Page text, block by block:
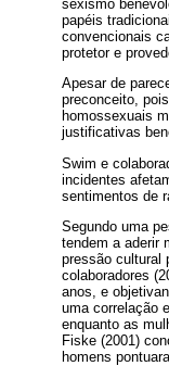
sexismo
papéis
convencionais
protetor e
Apesar de
preconceito,
homossexuais
justificativas
Swim e
incidentes
sentimentos de
Segundo uma
tendem a aderir
pressão cultural
colaboradores
anos, e
uma correlação
enquanto as
Fiske (2001)
homens